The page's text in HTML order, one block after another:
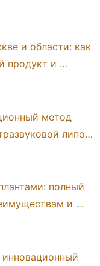
и области: как
продукт и …
метод
липо…
полный
и …